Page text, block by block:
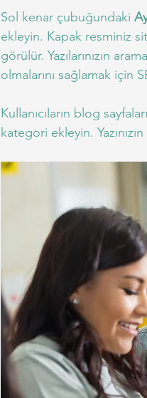
Sol kenar çubuğundaki
ekleyin. Kapak resminiz
görülür. Yazılarınızın
olmalarını sağlamak için
Kullanıcıların blog
kategori ekleyin.